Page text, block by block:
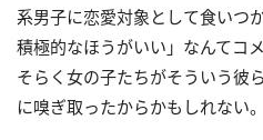
系男子に恋愛対象として食いつ
積極的なほうがいい」なんてコ
そらく女の子たちがそういう彼
に嗅ぎ取ったからかもしれない。